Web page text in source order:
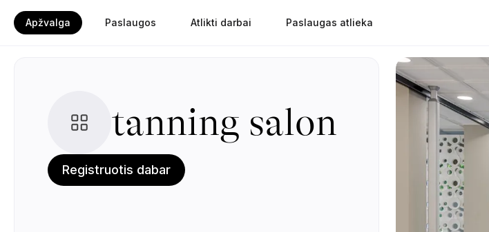
Apžvalga Paslaugos Atlikti darbai Paslaugas atlieka
tanning salon
Registruotis dabar